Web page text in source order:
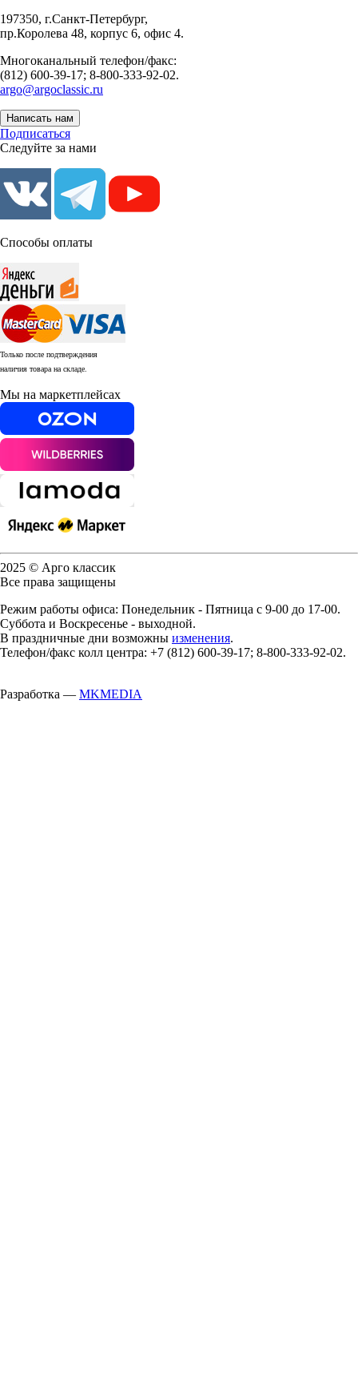
197350, г.Санкт-Петербург,
пр.Королева 48, корпус 6, офис 4.
Многоканальный телефон/факс:
(812) 600-39-17; 8-800-333-92-02.
argo@argoclassic.ru
Написать нам
Подписаться
Следуйте за нами
Способы оплаты
Только после подтверждения
наличия товара на складе.
Мы на маркетплейсах
2025 © Арго классик
Все права защищены
Режим работы офиса: Понедельник - Пятница с 9-00 до 17-00.
Суббота и Воскресенье - выходной.
В праздничные дни возможны изменения.
Телефон/факс колл центра: +7 (812) 600-39-17; 8-800-333-92-02.
Разработка — MKMEDIA